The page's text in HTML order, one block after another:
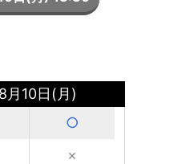
月10日(月)
○
×